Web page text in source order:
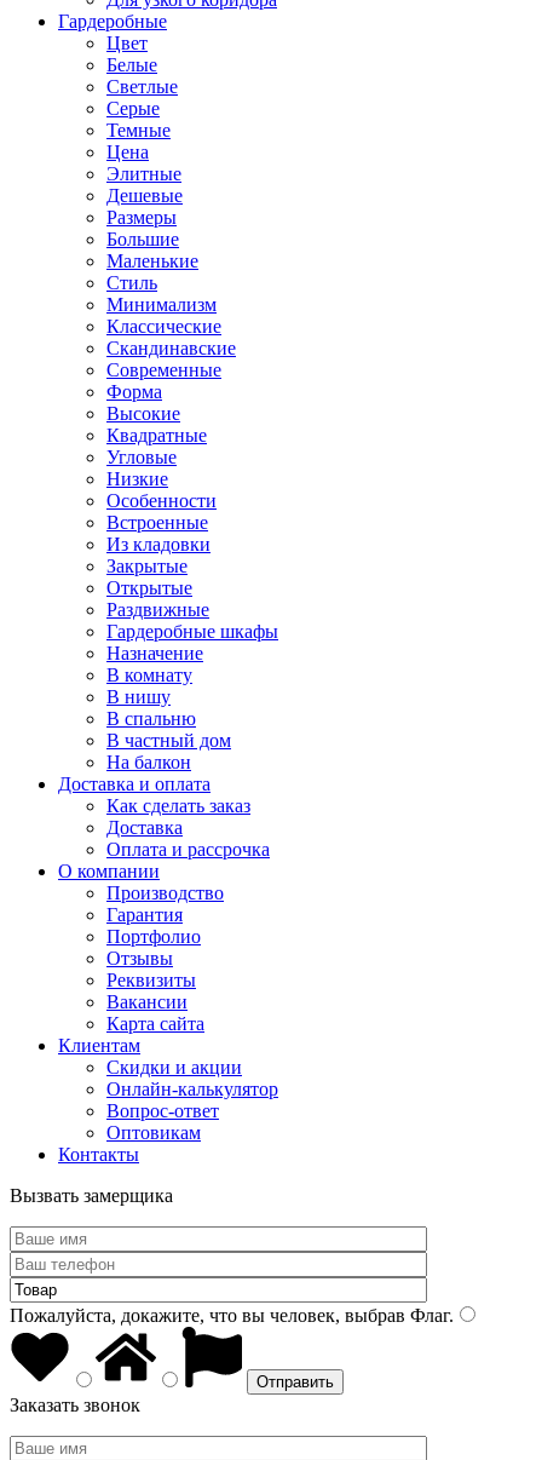
Гардеробные
Цвет
Белые
Светлые
Серые
Темные
Цена
Элитные
Дешевые
Размеры
Большие
Маленькие
Стиль
Минимализм
Классические
Скандинавские
Современные
Форма
Высокие
Квадратные
Угловые
Низкие
Особенности
Встроенные
Из кладовки
Закрытые
Открытые
Раздвижные
Гардеробные шкафы
Назначение
В комнату
В нишу
В спальню
В частный дом
На балкон
Доставка и оплата
Как сделать заказ
Доставка
Оплата и рассрочка
О компании
Производство
Гарантия
Портфолио
Отзывы
Реквизиты
Вакансии
Карта сайта
Клиентам
Скидки и акции
Онлайн-калькулятор
Вопрос-ответ
Оптовикам
Контакты
Вызвать замерщика
Пожалуйста, докажите, что вы человек, выбрав Флаг.
Заказать звонок